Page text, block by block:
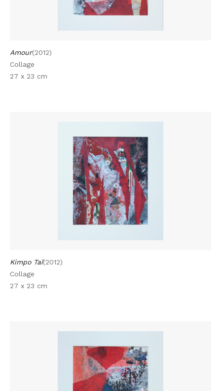
Amour(2012)
Collage
27 x 23 cm
Kimpo Taï(2012)
Collage
27 x 23 cm